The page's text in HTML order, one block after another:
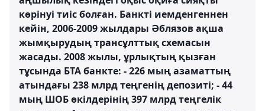
көрінуі тиіс болған. Банкті иемденгеннен
кейін, 2006-2009 жылдары Әблязов ақша
жымқырудың трансұлттық схемасын
жасады. 2008 жылы, ұрлықтың қызған
тұсында БТА банкте: - 226 мың азаматтың
атындағы 238 млрд теңгенің депозиті; - 44
мың ШОБ өкілдерінің 397 млрд теңгелік